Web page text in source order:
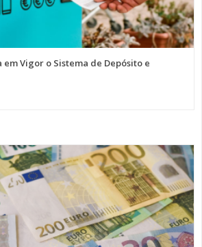
Vigor o Sistema de Depósito e